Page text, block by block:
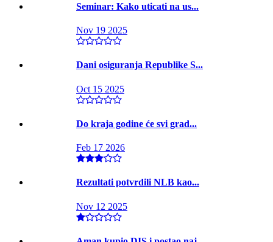
Seminar: Kako uticati na us...
Nov 19 2025
Dani osiguranja Republike S...
Oct 15 2025
Do kraja godine će svi grad...
Feb 17 2026
Rezultati potvrdili NLB kao...
Nov 12 2025